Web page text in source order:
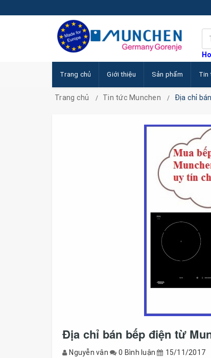
Trang chủ Giới thiệu Sản phẩm Tin
Trang chủ Tin tức Munchen Địa chỉ
Địa chỉ bán bếp điện từ
Nguyễn vân 0 Bình luận 15/11/2017